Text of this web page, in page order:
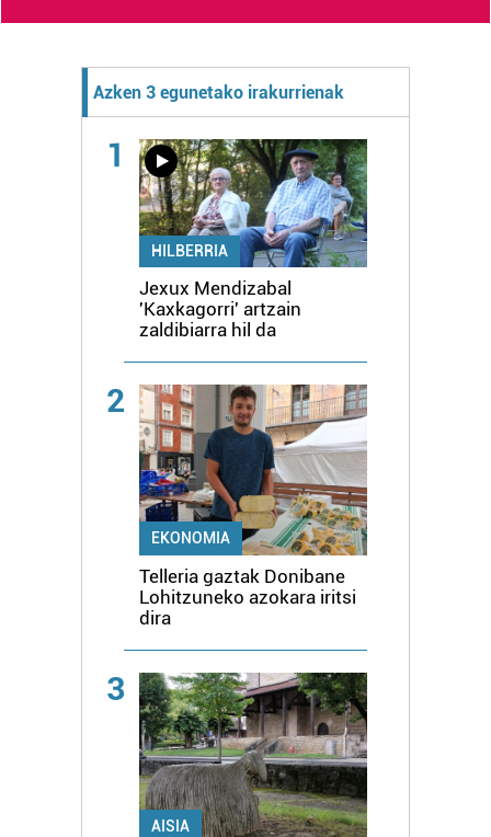
Azken 3 egunetako irakurrienak
1
HILBERRIA
Jexux Mendizabal
'Kaxkagorri' artzain
zaldibiarra hil da
2
EKONOMIA
Telleria gaztak Donibane
Lohitzuneko azokara iritsi
dira
3
AISIA